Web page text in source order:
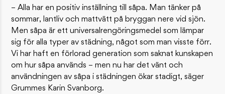
– Alla har en positiv inställning till såpa. Man tänker på
sommar, lantliv och mattvätt på bryggan nere vid sjön.
Men såpa är ett universalrengöringsmedel som lämpar
sig för alla typer av städning, något som man visste förr.
Vi har haft en förlorad generation som saknat kunskapen
om hur såpa används – men nu har det vänt och
användningen av såpa i städningen ökar stadigt, säger
Grummes Karin Svanborg.